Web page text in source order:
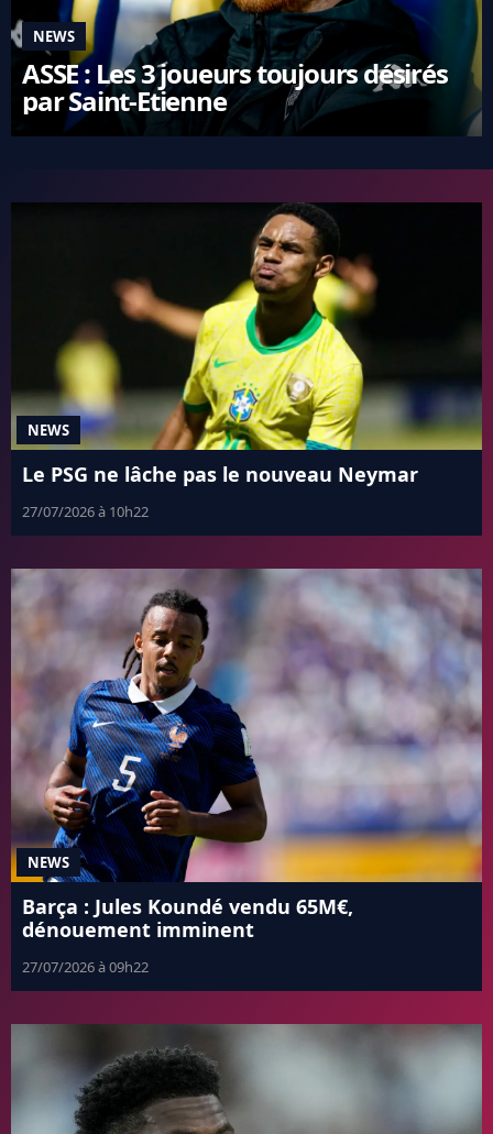
NEWS
ASSE : Les 3 joueurs toujours désirés
par Saint-Etienne
NEWS
Le PSG ne lâche pas le nouveau Neymar
27/07/2026 à 10h22
NEWS
Barça : Jules Koundé vendu 65M€,
dénouement imminent
27/07/2026 à 09h22